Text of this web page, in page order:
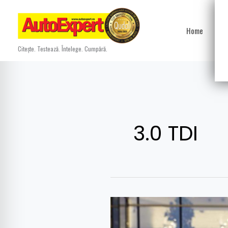
content
Citește. Testează. Întelege. Cumpără.
Home
3.0 TDI
Lista
modelelor